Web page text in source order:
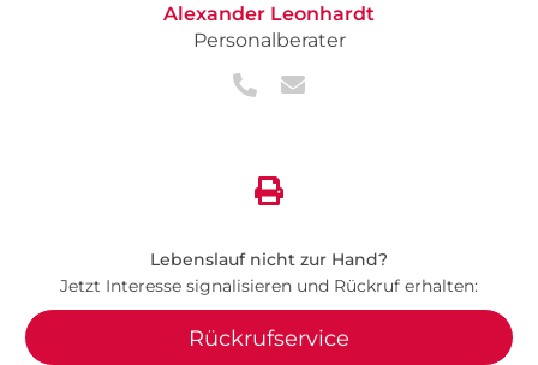
Alexander Leonhardt
Personalberater
Lebenslauf nicht zur Hand?
Jetzt Interesse signalisieren und Rückruf erhalten:
Rückrufservice